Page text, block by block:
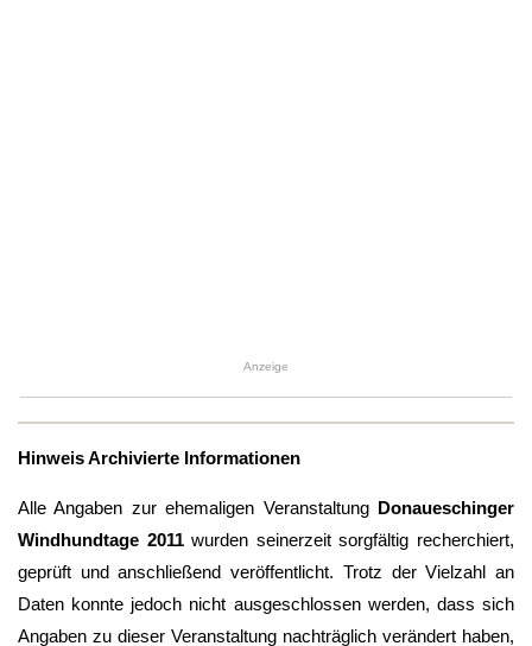
Anzeige
Hinweis Archivierte Informationen
Alle Angaben zur ehemaligen Veranstaltung Donaueschinger
Windhundtage 2011wurden seinerzeit sorgfältig recherchiert,
geprüft und anschließend veröffentlicht. Trotz der Vielzahl an
Daten konnte jedoch nicht ausgeschlossen werden, dass sich
Angaben zu dieser Veranstaltung nachträglich verändert haben,